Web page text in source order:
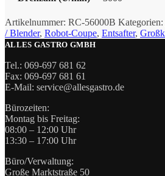
Artikelnummer: RC-56000B Kategorien:
/ Blender, Robot-Coupe, Entsafter,
ALLES GASTRO GMBH
Tel.: 069-697 681 62
Fax: 069-697 681 61
E-Mail: service@allesgastro.de
Bürozeiten:
Montag bis Freitag:
08:00 – 12:00 Uhr
13:30 – 17:00 Uhr
Büro/Verwaltung:
Große Marktstraße 50